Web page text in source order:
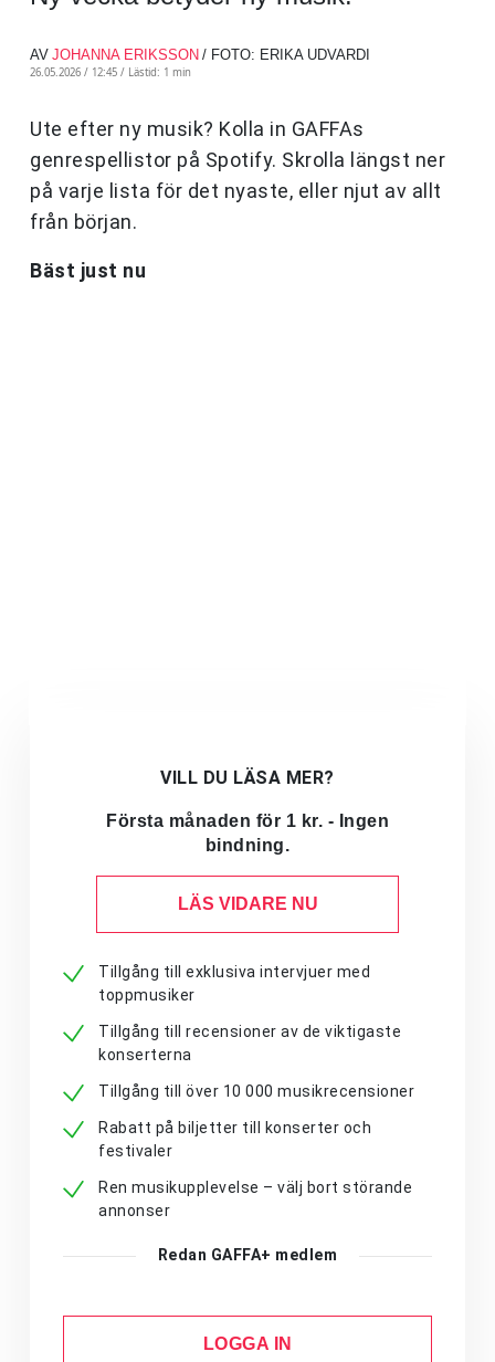
AV JOHANNA ERIKSSON / FOTO: ERIKA UDVARDI
26.05.2026 / 12:45 / Lästid: 1 min
Ute efter ny musik? Kolla in GAFFAs
genrespellistor på Spotify. Skrolla längst ner
på varje lista för det nyaste, eller njut av allt
från början.
Bäst just nu
VILL DU LÄSA MER?
Första månaden för 1 kr. - Ingen
bindning.
LÄS VIDARE NU
Tillgång till exklusiva intervjuer med
toppmusiker
Tillgång till recensioner av de viktigaste
konserterna
Tillgång till över 10 000 musikrecensioner
Rabatt på biljetter till konserter och
festivaler
Ren musikupplevelse – välj bort störande
annonser
Redan GAFFA+ medlem
LOGGA IN